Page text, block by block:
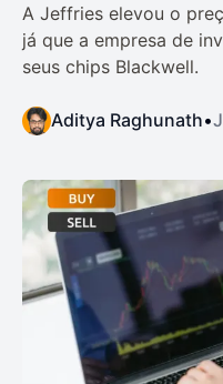
A Jeffries elevou o
já que a empresa de
seus chips Blackwell.
Aditya Raghunath•